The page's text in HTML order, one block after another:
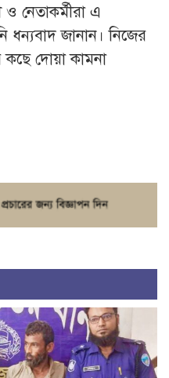
নেতাকর্মীরা এ
জানান। নিজের
দোয়া কামনা